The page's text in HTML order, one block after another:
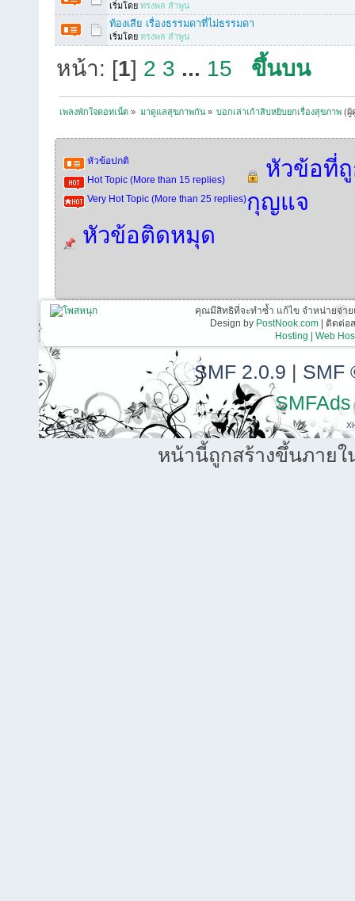
เริ่มโดย ทรงพล ลำพูน
ท้องเสีย เรื่องธรรมดาที่ไม่ธรรมดา
เริ่มโดย ทรงพล ลำพูน
หน้า: [1] 2 3 ... 15 ขึ้นบน
เพลงพักใจดอทเน็ต » มาดูแลสุขภาพกัน» บอกเล่าเก้าสิบหยิบยกเรื่องสุขภาพ (ผู้
หัวข้อปกติ
Hot Topic (More than 15 replies)
Very Hot Topic (More than 25 replies)
หัวข้อที่
กุญแจ
หัวข้อติดหมุด
คุณมีสิทธิที่จะทำซ้ำ แก้ไข จำหน่ายจ่า
Design by PostNook.com| ติดต่อส
Hosting | Web
SMF 2.0.9 | SMF
SMFAds
หน้านี้ถูกสร้างขึ้นภายใ